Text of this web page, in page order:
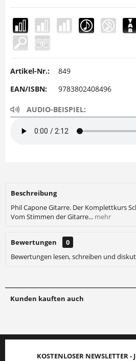
Artikel-Nr.:
849
EAN/ISBN:
9783802408496
AUDIO-BEISPIEL:
Beschreibung
Phil Capone Gitarre. Der Komplettkurs
Vom Stimmen der Gitarre... mehr
Bewertungen
0
Bewertungen lesen, schreiben und
Kunden kauften auch
KOSTENLOSER NEWSLETTER -